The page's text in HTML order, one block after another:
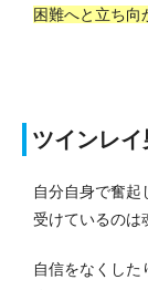
困難へと立ち向
ツインレ
自分自身で奮起
受けているのは
自信をなくした